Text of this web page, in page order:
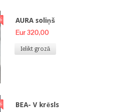
AURA soliņš
Eur 320,00
Ielikt grozā
BEA- V krēsls